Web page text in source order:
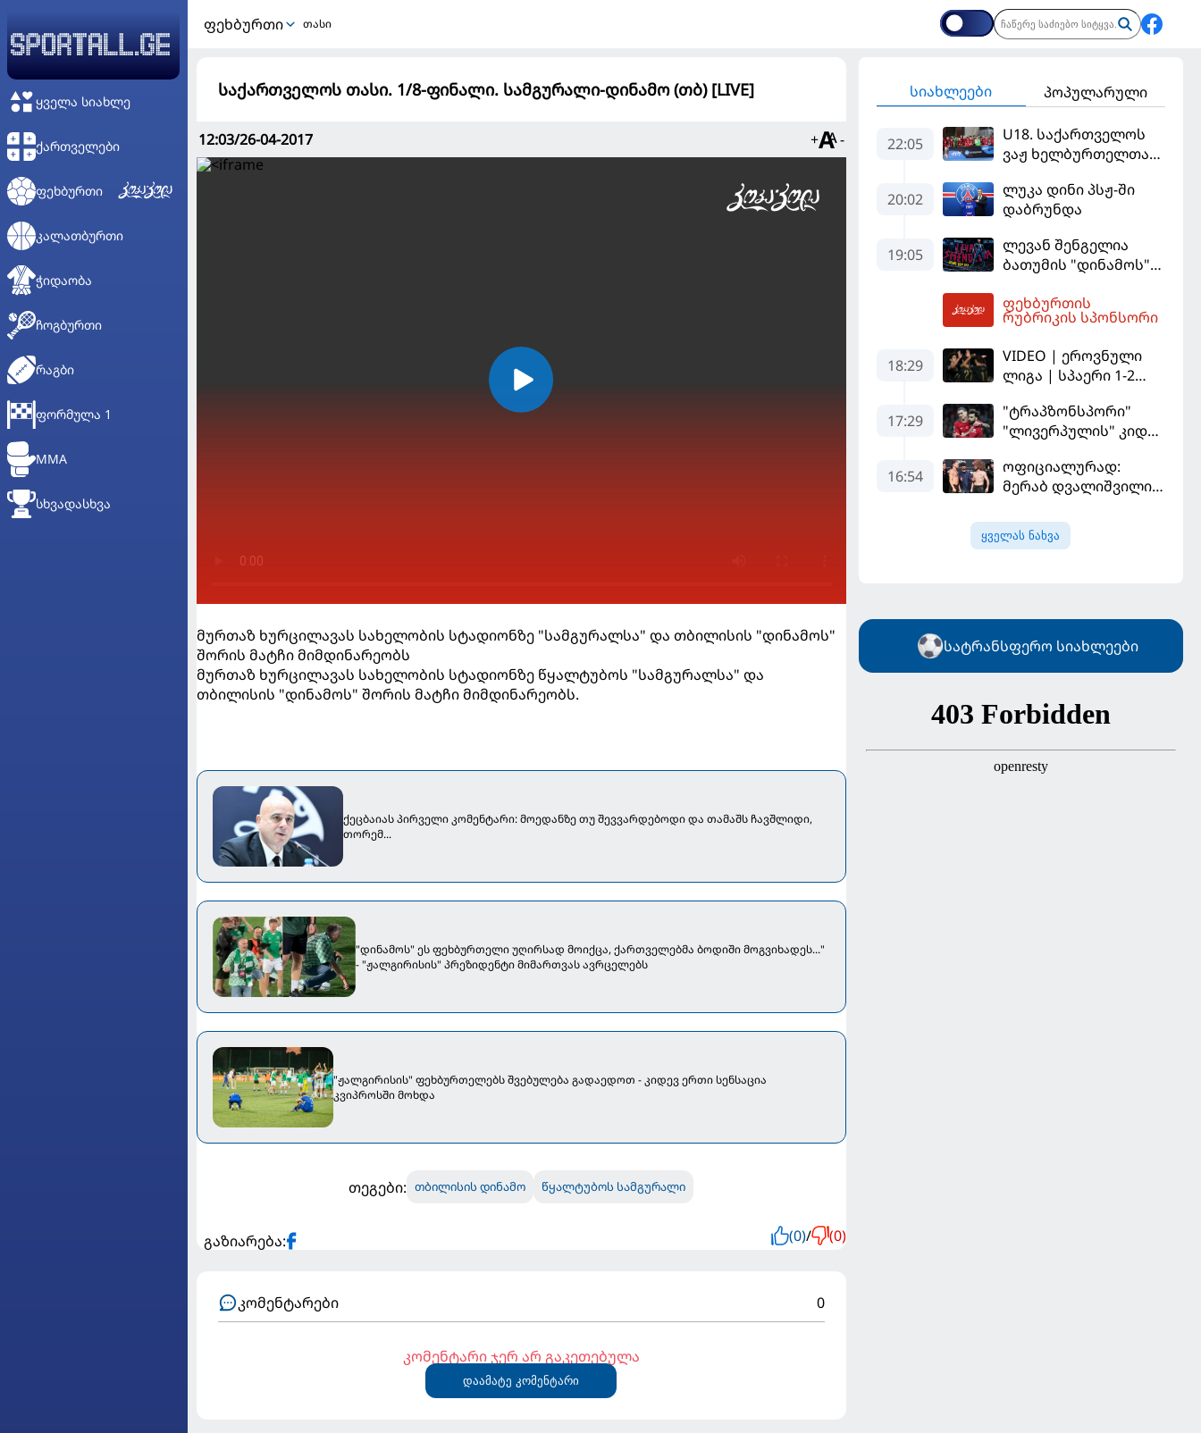
ᲧᲕᲔᲚᲐ ᲡᲘᲐᲮᲚᲔ
ᲥᲐᲠᲗᲕᲔᲚᲔᲑᲘ
ᲤᲔᲮᲑᲣᲠᲗᲘ
ᲙᲐᲚᲐᲗᲑᲣᲠᲗᲘ
ᲭᲘᲓᲐᲝᲑᲐ
ᲩᲝᲒᲑᲣᲠᲗᲘ
ᲠᲐᲒᲑᲘ
ᲤᲝᲠᲛᲣᲚᲐ 1
MMA
ᲡᲮᲕᲐᲓᲐᲡᲮᲕᲐ
ᲤᲔᲮᲑᲣᲠᲗᲘ თასი
საქართველოს თასი. 1/8-ფინალი. სამგურალი-დინამო (თბ) [LIVE]
12:03/26-04-2017 + -
მურთაზ ხურცილავას სახელობის სტადიონზე "სამგურალსა" და თბილისის "დინამოს"
შორის მატჩი მიმდინარეობს
მურთაზ ხურცილავას სახელობის სტადიონზე წყალტუბოს "სამგურალსა" და
თბილისის "დინამოს" შორის მატჩი მიმდინარეობს.
ქეცბაიას პირველი კომენტარი: მოედანზე თუ შევვარდებოდი და თამაშს ჩავშლიდი,
თორემ...
"დინამოს" ეს ფეხბურთელი უღირსად მოიქცა, ქართველებმა ბოდიში მოგვიხადეს..."
- "ჟალგირისის" პრეზიდენტი მიმართვას ავრცელებს
"ჟალგირისის" ფეხბურთელებს შვებულება გადაედოთ - კიდევ ერთი სენსაცია
კვიპროსში მოხდა
თეგები: თბილისის დინამო წყალტუბოს სამგურალი
გაზიარება: (0)/ (0)
კომენტარები 0
კომენტარი ჯერ არ გაკეთებულა
დაამატე კომენტარი
სიახლეები პოპულარული
22:05
U18. საქართველოს
ვაჟ ხელბურთელთა
Championship I-ში
დაწინაურდა
20:02
ლუკა დინი პსჟ-ში
დაბრუნდა
19:05
ლევან შენგელია
ბათუმის "დინამოს"
ფეხბურთის
რუბრიკის სპონსორი
18:29
VIDEO | ეროვნული
ლიგა | სპაერი 1-2
იწვალა და ორ წუთში
დაამთავრა...
17:29
"ტრაპზონსპორი"
"ლივერპულის" კიდევ
შეიძენს
16:54
ოფიციალურად:
მერაბ დვალიშვილი
ქამრისთვის პიოტრ
იანს
ყველას ნახვა
სატრანსფერო სიახლეები